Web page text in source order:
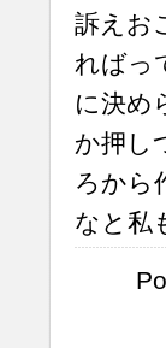
訴えお
ればっ
に決め
か押し
ろから
なと私